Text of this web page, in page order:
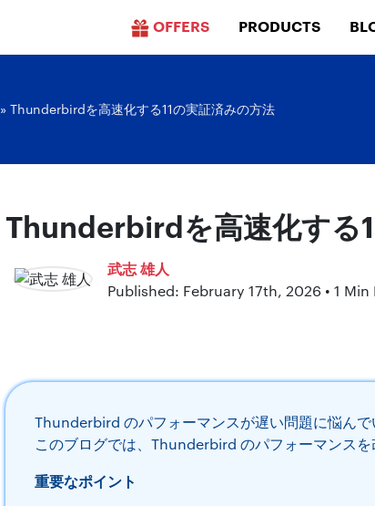
OFFERS PRODUCTS
» Thunderbirdを高速化する11の実証済みの方法
Thunderbirdを高速化する
武志 雄人
Published: February 17th, 2026 • 1 Min
Thunderbird のパフォーマンスが遅い問題に悩ん
このブログでは、Thunderbird のパフォーマンスを
重要なポイント